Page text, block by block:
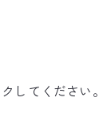
してください。